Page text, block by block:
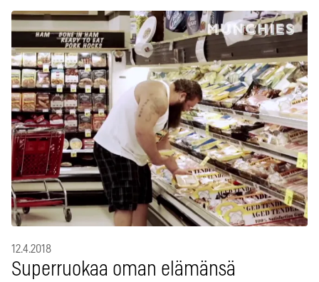
12.4.2018
Superruokaa oman elämänsä